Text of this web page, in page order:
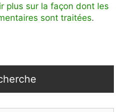
plus sur la façon dont les
sont traitées.